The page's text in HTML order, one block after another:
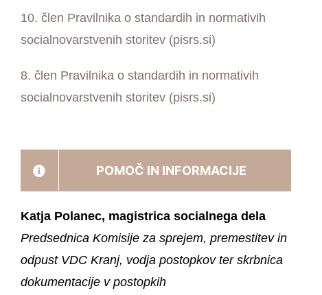
10. člen Pravilnika o standardih in normativih
socialnovarstvenih storitev (pisrs.si)
8. člen Pravilnika o standardih in normativih
socialnovarstvenih storitev (pisrs.si)
POMOČ IN INFORMACIJE
Katja Polanec, magistrica socialnega dela
Predsednica Komisije za sprejem, premestitev in
odpust VDC Kranj, vodja postopkov ter skrbnica
dokumentacije v postopkih